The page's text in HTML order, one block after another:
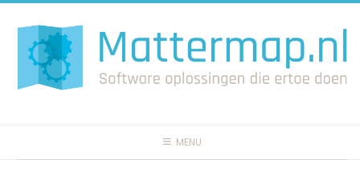
naar
inhoud
MENU